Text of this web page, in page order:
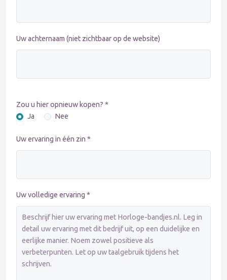
Uw achternaam (niet zichtbaar op de website)
Zou u hier opnieuw kopen? *
Ja
Nee
Uw ervaring in één zin *
Uw volledige ervaring *